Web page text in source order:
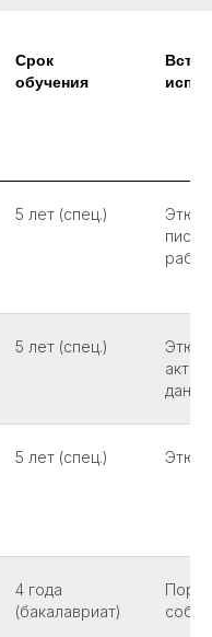
Срок
обучения
5 лет (спец.)
5 лет (спец.)
5 лет (спец.)
4 года
(бакалавриат)